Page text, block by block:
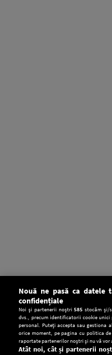
Nouă ne pasă ca datele
confidențiale
Noi și partenerii noștri585 stocăm și/
dvs., precum identificatorii cookie
personal. Puteți accepta sau gestiona
orice moment, pe pagina cu politica
raportate partenerilor noștri și nu vă vor
Atât noi, cât și partenerii